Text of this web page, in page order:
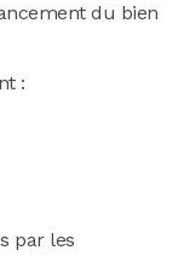
du bien
:
par les